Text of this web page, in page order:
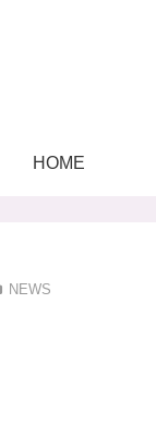
HOME
NEWS